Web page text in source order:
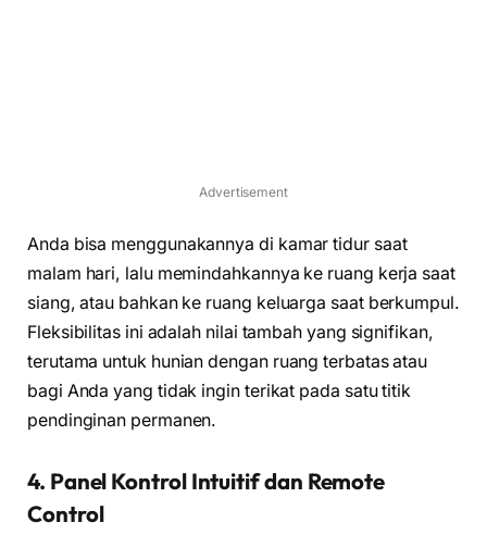
Advertisement
Anda bisa menggunakannya di kamar tidur saat
malam hari, lalu memindahkannya ke ruang kerja saat
siang, atau bahkan ke ruang keluarga saat berkumpul.
Fleksibilitas ini adalah nilai tambah yang signifikan,
terutama untuk hunian dengan ruang terbatas atau
bagi Anda yang tidak ingin terikat pada satu titik
pendinginan permanen.
4. Panel Kontrol Intuitif dan Remote
Control